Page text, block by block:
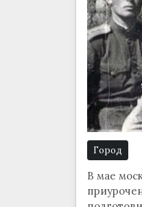
Город
В мае